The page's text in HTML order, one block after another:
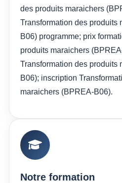
des produits maraichers
Transformation des produits
B06) programme; prix
produits maraichers
Transformation des produits
B06); inscription
maraichers (BPREA-B06).
Notre formation